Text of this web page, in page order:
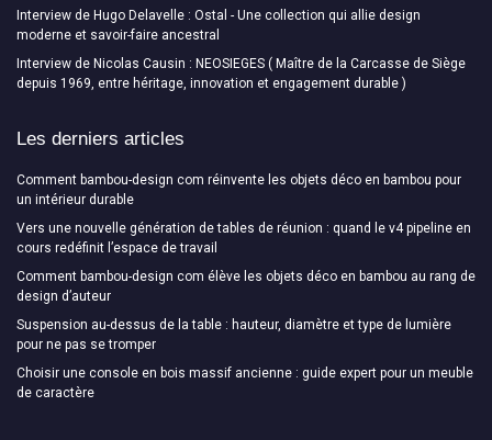
Interview de Hugo Delavelle : Ostal - Une collection qui allie design
moderne et savoir-faire ancestral
Interview de Nicolas Causin : NEOSIEGES ( Maître de la Carcasse de Siège
depuis 1969, entre héritage, innovation et engagement durable )
Les derniers articles
Comment bambou-design com réinvente les objets déco en bambou pour
un intérieur durable
Vers une nouvelle génération de tables de réunion : quand le v4 pipeline en
cours redéfinit l’espace de travail
Comment bambou-design com élève les objets déco en bambou au rang de
design d’auteur
Suspension au-dessus de la table : hauteur, diamètre et type de lumière
pour ne pas se tromper
Choisir une console en bois massif ancienne : guide expert pour un meuble
de caractère